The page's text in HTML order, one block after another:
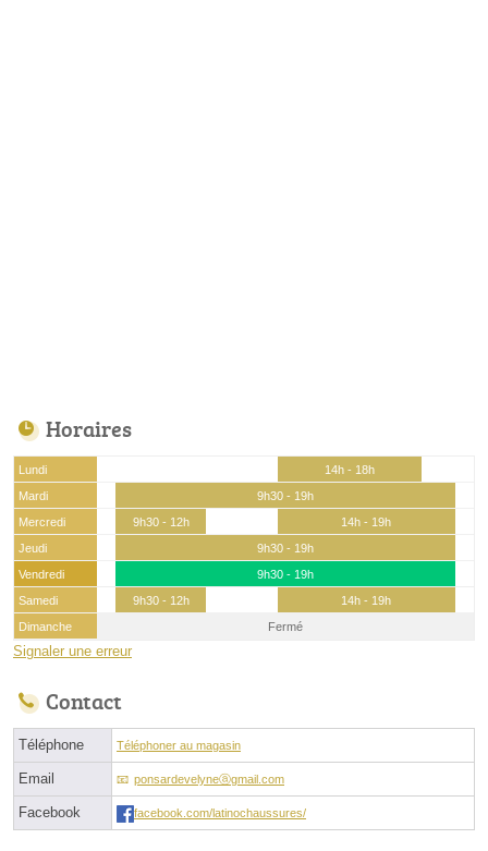
Horaires
Lundi
14h - 18h
Mardi
9h30 - 19h
Mercredi
9h30 - 12h
14h - 19h
Jeudi
9h30 - 19h
Vendredi
9h30 - 19h
Samedi
9h30 - 12h
14h - 19h
Dimanche
Fermé
Signaler une erreur
Contact
Téléphone Téléphoner au magasin
Email ponsardevelyneⓐgmail.com
Facebook facebook.com/latinochaussures/